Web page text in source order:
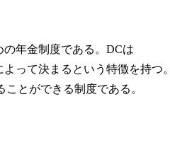
年金制度である。DCは
よって決まるという特徴を持つ
とができる制度である。